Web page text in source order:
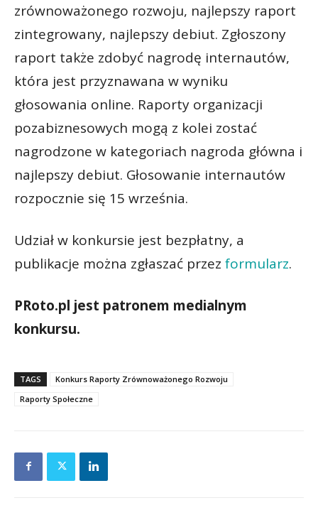
zrównoważonego rozwoju, najlepszy raport
zintegrowany, najlepszy debiut. Zgłoszony
raport także zdobyć nagrodę internautów,
która jest przyznawana w wyniku
głosowania online. Raporty organizacji
pozabiznesowych mogą z kolei zostać
nagrodzone w kategoriach nagroda główna i
najlepszy debiut. Głosowanie internautów
rozpocznie się 15 września.
Udział w konkursie jest bezpłatny, a
publikacje można zgłaszać przez formularz.
PRoto.pl jest patronem medialnym
konkursu.
TAGS
Konkurs Raporty Zrównoważonego Rozwoju
Raporty Społeczne